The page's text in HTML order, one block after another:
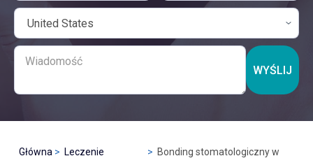
WYŚLIJ
Główna
Leczenie
Bonding stomatologiczny w